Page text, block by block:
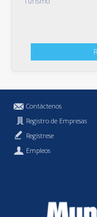
Contáctenos
Registro de Empresas
Regístrese
Empleos